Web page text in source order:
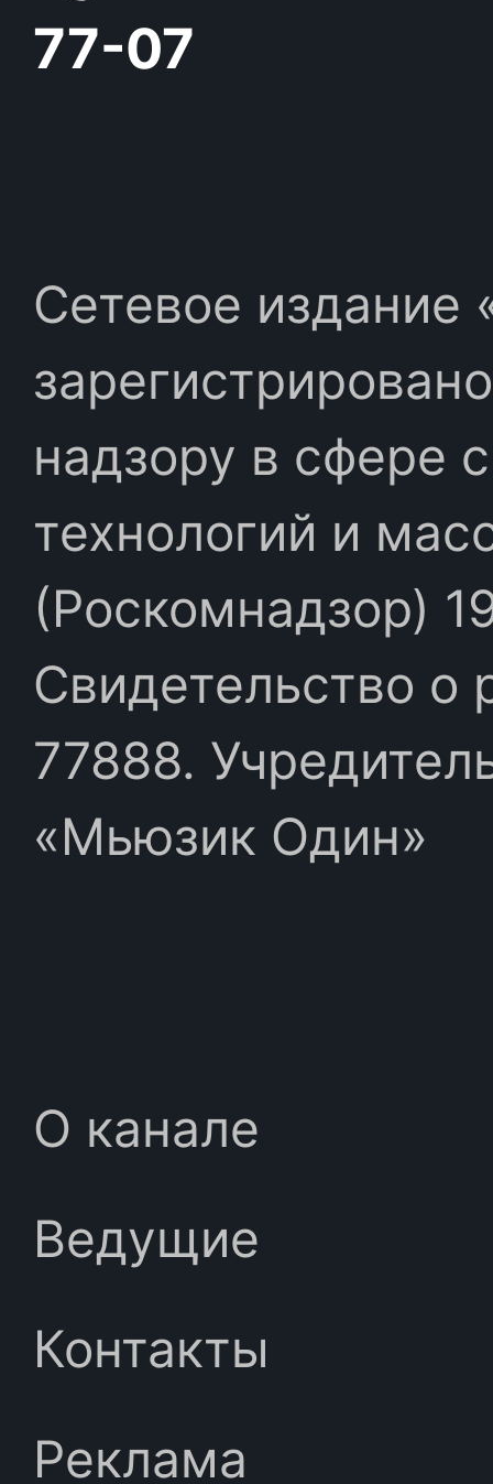
77-07
Сетевое издание
надзору в сфере
технологий и
(Роскомнадзор)
Свидетельство
77888.
«Мьюзик Один»
О канале
Ведущие
Контакты
Реклама